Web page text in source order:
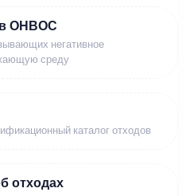
ОНВОС
негативное
среду
каталог отходов
отходах